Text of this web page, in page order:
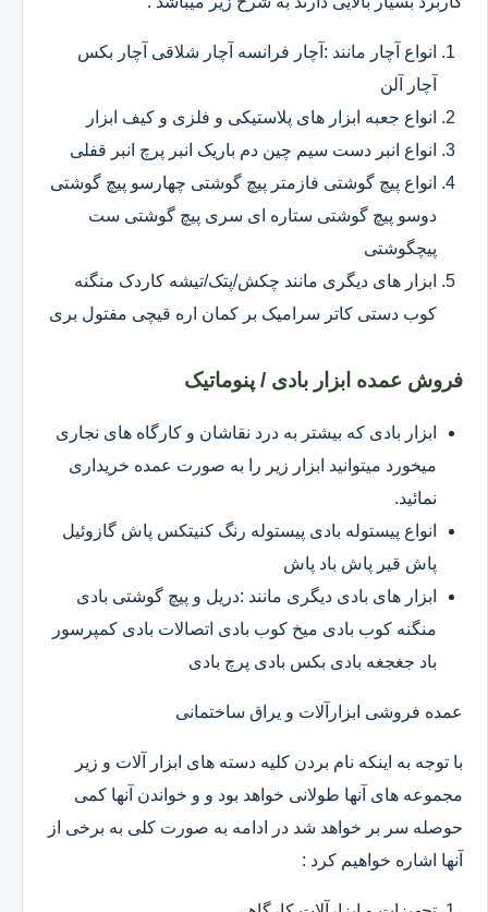
انواع آچار مانند :آچار فرانسه آچار شلاقی آچار بکس
آچار آلن
انواع جعبه ابزار های پلاستیکی و فلزی و کیف ابزار
انواع انبر دست سیم چین دم باریک انبر پرچ انبر قفلی
انواع پیچ گوشتی فازمتر پیچ گوشتی چهارسو پیچ گوشتی
دوسو پیچ گوشتی ستاره ای سری پیچ گوشتی ست
پیچگوشتی
ابزار های دیگری مانند چکش/پتک/تیشه کاردک منگنه
کوب دستی کاتر سرامیک بر کمان اره قیچی مفتول بری
فروش عمده ابزار بادی / پنوماتیک
ابزار بادی که بیشتر به درد نقاشان و کارگاه های نجاری
میخورد میتوانید ابزار زیر را به صورت عمده خریداری
نمائید.
انواع پیستوله بادی پیستوله رنگ کنیتکس پاش گازوئیل
پاش قیر پاش باد پاش
ابزار های بادی دیگری مانند :دریل و پیچ گوشتی بادی
منگنه کوب بادی میخ کوب بادی اتصالات بادی کمپرسور
باد جغجغه بادی بکس بادی پرچ بادی
عمده فروشی ابزارآلات و یراق ساختمانی
با توجه به اینکه نام بردن کلیه دسته های ابزار آلات و زیر
مجموعه های آنها طولانی خواهد بود و و خواندن آنها کمی
حوصله سر بر خواهد شد در ادامه به صورت کلی به برخی از
آنها اشاره خواهیم کرد :